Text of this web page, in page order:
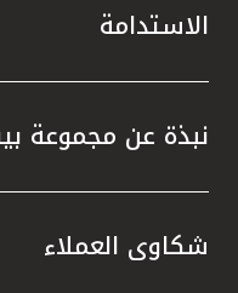
الاستدامة
نبذة عن مجموعة
شكاوى العملاء